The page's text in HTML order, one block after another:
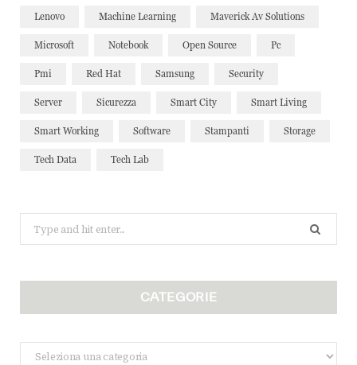
Lenovo Machine Learning Maverick Av Solutions
Microsoft Notebook Open Source Pc
Pmi Red Hat Samsung Security
Server Sicurezza Smart City Smart Living
Smart Working Software Stampanti Storage
Tech Data Tech Lab
for:
CATEGORIE
Categorie